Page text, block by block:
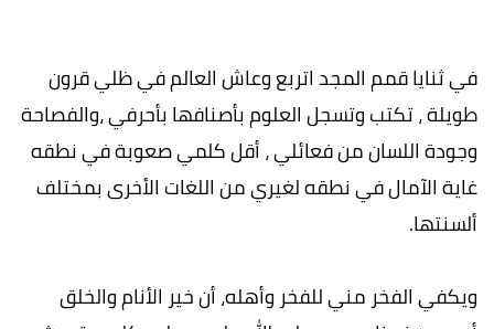
في ثنايا قمم المجد اتربع وعاش العالم في ظلي قرون
طويلة ، تكتب وتسجل العلوم بأصنافها بأحرفي ،والفصاحة
وجودة اللسان من فعائلي ، أقل كلمي صعوبة في نطقه
غاية الآمال في نطقه لغيري من اللغات الأخرى بمختلف
ألسنتها.
ويكفي الفخر مني للفخر وأهله، أن خير الأنام والخلق